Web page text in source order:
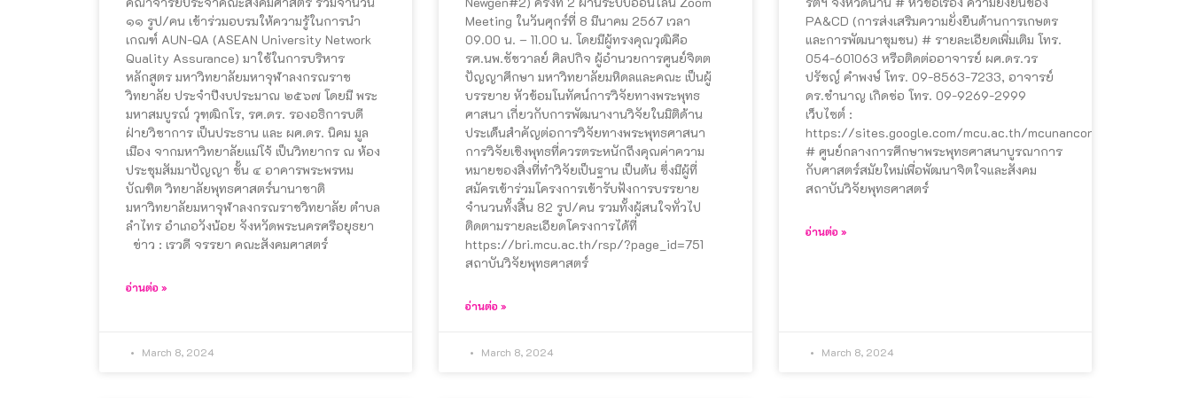
๑๑ รูป/คน เข้าร่วมอบรมให้ความรู้ในการนำ
เกณฑ์ AUN-QA (ASEAN University Network
Quality Assurance) มาใช้ในการบริหาร
หลักสูตร มหาวิทยาลัยมหาจุฬาลงกรณราช
วิทยาลัย ประจำปีงบประมาณ ๒๕๖๗ โดยมี พระ
มหาสมบูรณ์ วุฑฺฒิกโร, รศ.ดร. รองอธิการบดี
ฝ่ายวิชาการ เป็นประธาน และ ผศ.ดร. นิคม มูล
เมือง จากมหาวิทยาลัยแม่โจ้ เป็นวิทยากร ณ ห้อง
ประชุมสัมมาปัญญา ชั้น ๔ อาคารพระพรหม
บัณฑิต วิทยาลัยพุทธศาสตร์นานาชาติ
มหาวิทยาลัยมหาจุฬาลงกรณราชวิทยาลัย ตำบล
ลำไทร อำเภอวังน้อย จังหวัดพระนครศรีอยุธยา
ข่าว : เรวดี จรรยา คณะสังคมศาสตร์
อ่านต่อ »
March 8, 2024
Meeting ในวันศุกร์ที่ 8 มีนาคม 2567 เวลา
09.00 น. – 11.00 น. โดยมีผู้ทรงคุณวุฒิคือ
รศ.นพ.ชัชวาลย์ ศิลปกิจ ผู้อำนวยการศูนย์จิตต
ปัญญาศึกษา มหาวิทยาลัยมหิดลและคณะ เป็นผู้
บรรยาย หัวข้อมโนทัศน์การวิจัยทางพระพุทธ
ศาสนา เกี่ยวกับการพัฒนางานวิจัยในมิติด้าน
ประเด็นสำคัญต่อการวิจัยทางพระพุทธศาสนา
การวิจัยเชิงพุทธที่ควรตระหนักถึงคุณค่าความ
หมายของสิ่งที่ทำวิจัยเป็นฐาน เป็นต้น ซึ่งมีผู้ที่
สมัครเข้าร่วมโครงการเข้ารับฟังการบรรยาย
จำนวนทั้งสิ้น 82 รูป/คน รวมทั้งผู้สนใจทั่วไป
ติดตามรายละเอียดโครงการได้ที่
https://bri.mcu.ac.th/rsp/?page_id=751
สถาบันวิจัยพุทธศาสตร์
อ่านต่อ »
March 8, 2024
PA&CD (การส่งเสริมความยั่งยืนด้านการเกษตร
และการพัฒนาชุมชน) # รายละเอียดเพิ่มเติม โทร.
054-601063 หรือติดต่ออาจารย์ ผศ.ดร.วร
ปรัชญ์ คำพงษ์ โทร. 09-8563-7233, อาจารย์
ดร.ชำนาญ เกิดช่อ โทร. 09-9269-2999
เว็บไซต์ :
https://sites.google.com/mcu.ac.th/mcunancon2024
# ศูนย์กลางการศึกษาพระพุทธศาสนาบูรณาการ
กับศาสตร์สมัยใหม่เพื่อพัฒนาจิตใจและสังคม
สถาบันวิจัยพุทธศาสตร์
อ่านต่อ »
March 8, 2024